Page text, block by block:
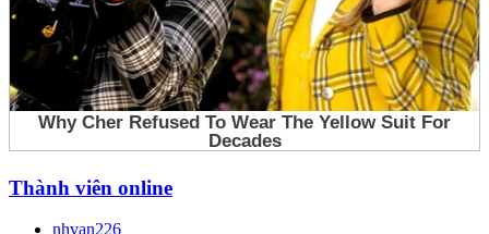
Thành viên online
nhvan226